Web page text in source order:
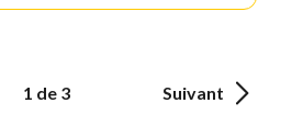
1 de 3 Suivant